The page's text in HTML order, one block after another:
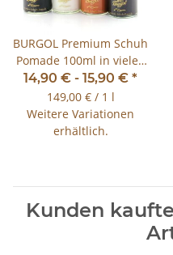
BURGOL Premium Schuh
Pomade 100ml in vielen
Farben lieferbar
14,90 € - 15,90 € *
149,00 € / 1 l
Weitere Variationen
erhältlich.
Kunden